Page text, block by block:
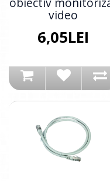
video
6,05LEI